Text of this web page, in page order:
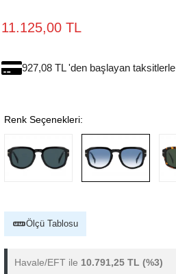
11.125,00 TL
927,08 TL 'den başlayan taksitlerle
Renk Seçenekleri:
Ölçü Tablosu
Havale/EFT ile 10.791,25 TL (%3)